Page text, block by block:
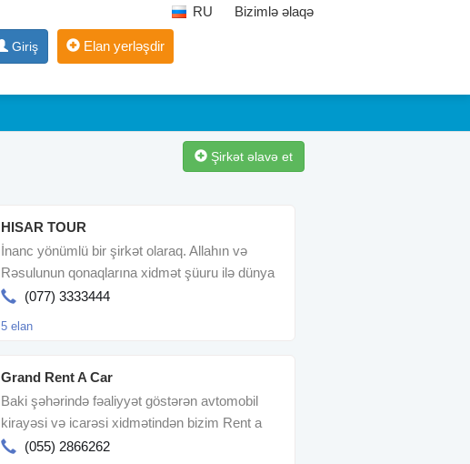
RU Bizimlə əlaqə
Giriş Elan yerləşdir
Şirkət əlavə et
HISAR TOUR
İnanc yönümlü bir şirkət olaraq. Allahın və
Rəsulunun qonaqlarına xidmət şüuru ilə dünya
müsəlmanların
(077) 3333444
5 elan
Grand Rent A Car
Baki şəhərində fəaliyyət göstərən avtomobil
kirayəsi və icarəsi xidmətindən bizim Rent a
Car-dan faydalanın
(055) 2866262